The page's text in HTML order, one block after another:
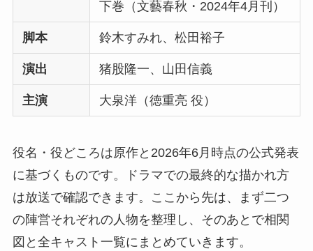
下巻（文藝春秋・2024年4月刊）
脚本 鈴木すみれ、松田裕子
演出 猪股隆一、山田信義
主演 大泉洋（徳重亮 役）
役名・役どころは原作と2026年6月時点の公式発表
に基づくものです。ドラマでの最終的な描かれ方
は放送で確認できます。ここから先は、まず二つ
の陣営それぞれの人物を整理し、そのあとで相関
図と全キャスト一覧にまとめていきます。